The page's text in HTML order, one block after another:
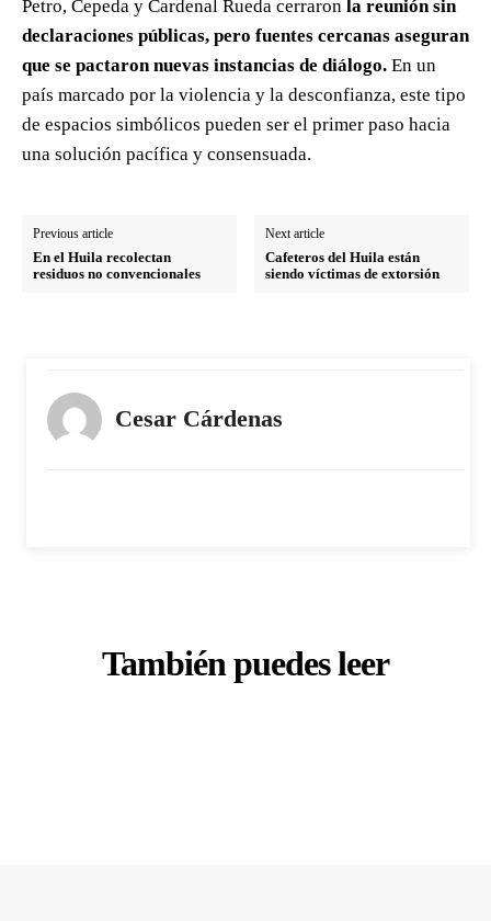
Petro, Cepeda y Cardenal Rueda cerraron la reunión sin
declaraciones públicas, pero fuentes cercanas aseguran
que se pactaron nuevas instancias de diálogo. En un
país marcado por la violencia y la desconfianza, este tipo
de espacios simbólicos pueden ser el primer paso hacia
una solución pacífica y consensuada.
Previous article
En el Huila recolectan
residuos no convencionales
Next article
Cafeteros del Huila están
siendo víctimas de extorsión
Cesar Cárdenas
También puedes leer